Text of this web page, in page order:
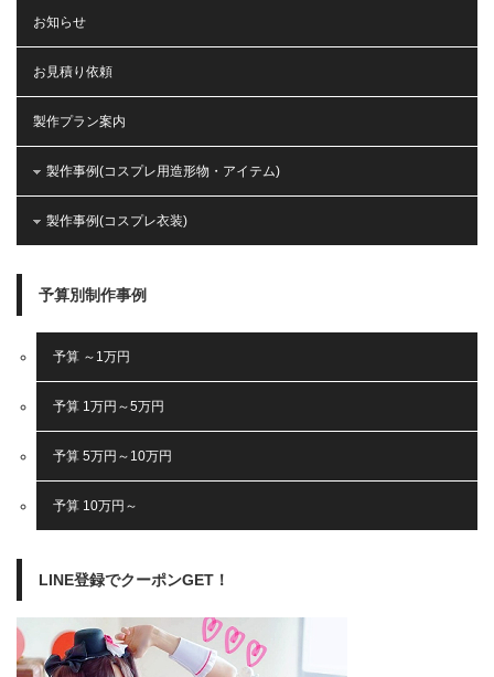
お知らせ
お見積り依頼
製作プラン案内
製作事例(コスプレ用造形物・アイテム)
製作事例(コスプレ衣装)
予算別制作事例
予算 ～1万円
予算 1万円～5万円
予算 5万円～10万円
予算 10万円～
LINE登録でクーポンGET！